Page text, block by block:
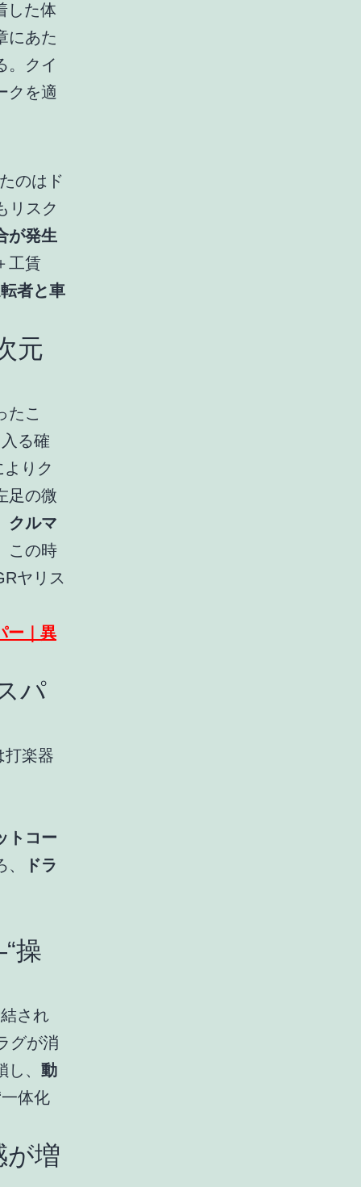
した体
にあた
。クイ
クを適
のはド
リスク
が発生
工賃
者と車
元
たこ
る確
りク
足の微
クルマ
この時
ヤリス
ー｜異
パ
打楽器
トコー
ドラ
操
され
グが消
、 動
体化
が増